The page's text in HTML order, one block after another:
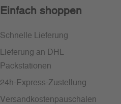
Einfach shoppen
Schnelle Lieferung
Lieferung an DHL
Packstationen
24h-Express-Zustellung
Versandkostenpauschalen